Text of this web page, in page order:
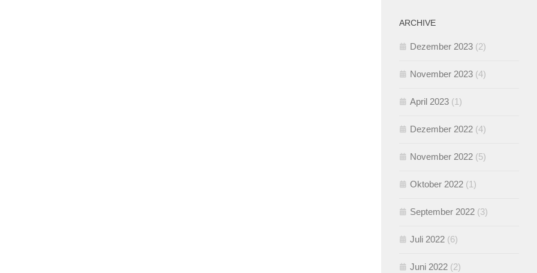
ARCHIVE
Dezember 2023 (2)
November 2023 (4)
April 2023 (1)
Dezember 2022 (4)
November 2022 (5)
Oktober 2022 (1)
September 2022 (3)
Juli 2022 (6)
Juni 2022 (2)